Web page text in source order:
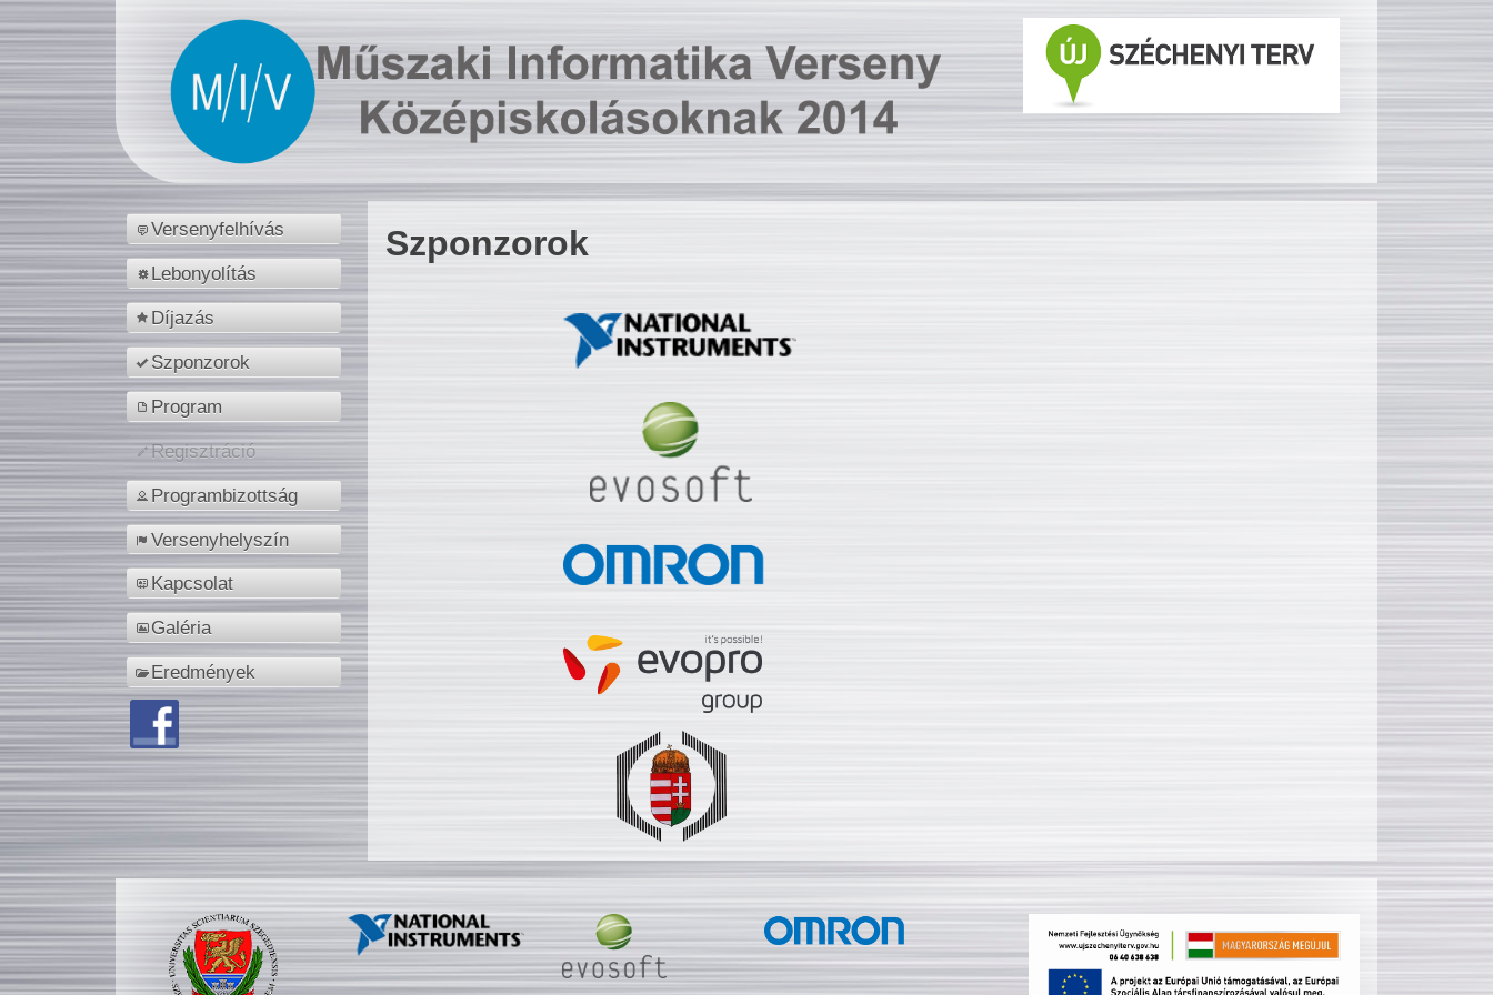
Versenyfelhívás
Lebonyolítás
Díjazás
Szponzorok
Program
Regisztráció
Programbizottság
Versenyhelyszín
Kapcsolat
Galéria
Eredmények
Szponzorok